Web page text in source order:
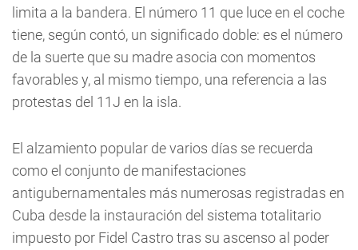
limita a la bandera. El número 11 que luce en el coche
tiene, según contó, un significado doble: es el número
de la suerte que su madre asocia con momentos
favorables y, al mismo tiempo, una referencia a las
protestas del 11J en la isla.
El alzamiento popular de varios días se recuerda
como el conjunto de manifestaciones
antigubernamentales más numerosas registradas en
Cuba desde la instauración del sistema totalitario
impuesto por Fidel Castro tras su ascenso al poder